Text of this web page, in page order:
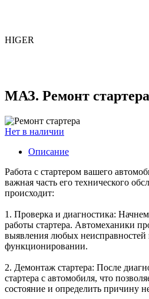
HIGER
МАЗ. Ремонт стартера
Нет в наличии
Описание
Работа с стартером вашего
важная часть его технического
происходит:
1. Проверка и диагностика:
работы стартера. Автомеханики
выявления любых неисправностей
функционировании.
2. Демонтаж стартера: После
стартера с автомобиля, что
состояние и определить причину